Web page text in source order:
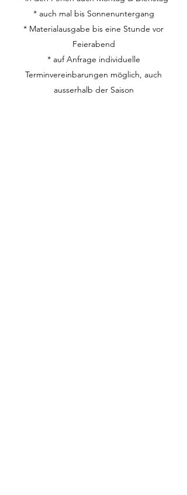
* auch mal bis Sonnenuntergang
* Materialausgabe bis eine Stunde vor
Feierabend
* auf Anfrage individuelle
Terminvereinbarungen möglich, auch
ausserhalb der Saison